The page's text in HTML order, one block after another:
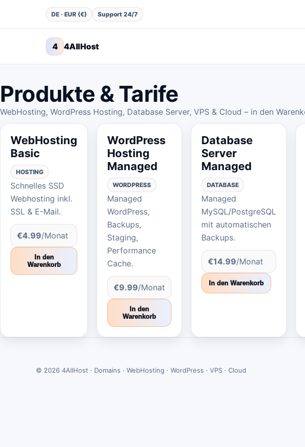
DE · EUR (€) Support 24/7
4 4AllHost
Produkte & Tarife
WebHosting, WordPress Hosting, Database Server, VPS & Cloud – in den
WebHosting
Basic
HOSTING
Schnelles SSD
Webhosting inkl.
SSL & E-Mail.
€4.99/Monat
In den
Warenkorb
WordPress
Hosting
Managed
WORDPRESS
Managed
WordPress,
Backups,
Staging,
Performance
Cache.
€9.99/Monat
In den
Warenkorb
Database
Server
Managed
DATABASE
Managed
MySQL/PostgreSQL
mit automatischen
Backups.
€14.99/Monat
In den Warenkorb
© 2026 4AllHost · Domains · WebHosting · WordPress · VPS · Cloud